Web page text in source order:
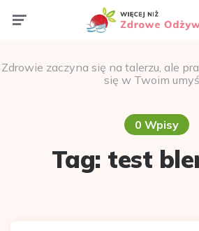
Zdrowie zaczyna się na talerzu, ale
się w Twoim
0 Wpisy
Tag: test